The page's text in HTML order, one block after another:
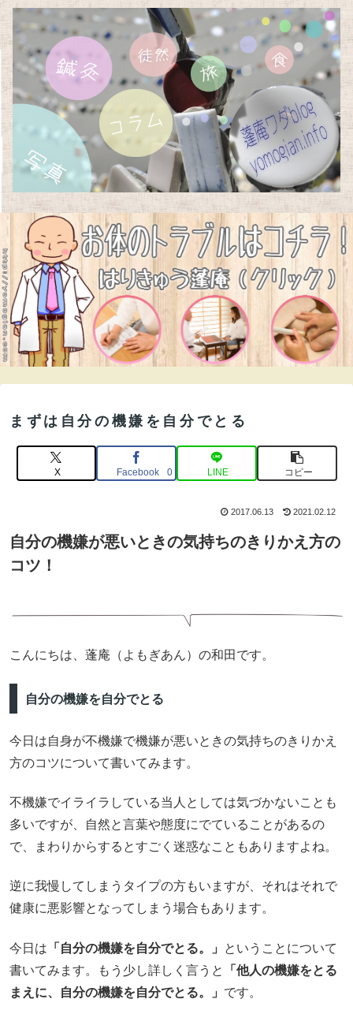
まずは自分の機嫌を自分でとる
X Facebook 0 LINE コピー
2017.06.13 2021.02.12
自分の機嫌が悪いときの気持ちのきりかえ方の
コツ！
こんにちは、蓬庵（よもぎあん）の和田です。
自分の機嫌を自分でとる
今日は自身が不機嫌で機嫌が悪いときの気持ちのきりかえ
方のコツについて書いてみます。
不機嫌でイライラしている当人としては気づかないことも
多いですが、自然と言葉や態度にでていることがあるの
で、まわりからするとすごく迷惑なこともありますよね。
逆に我慢してしまうタイプの方もいますが、それはそれで
健康に悪影響となってしまう場合もあります。
今日は 「自分の機嫌を自分でとる。」
ということについて
書いてみます。もう少し詳しく言うと
「他人の機嫌をとる
まえに、自分の機嫌を自分でとる。」 です。